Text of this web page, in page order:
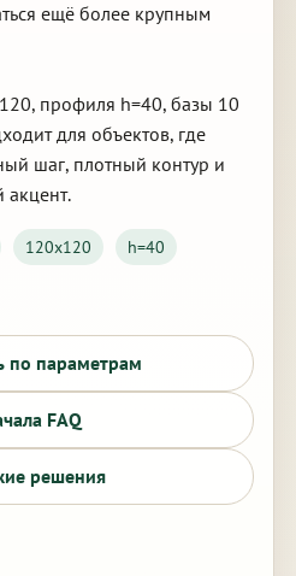
ещё более крупным
профиля h=40, базы 10
для объектов, где
шаг, плотный контур и
акцент.
120х120
h=40
по параметрам
FAQ
решения